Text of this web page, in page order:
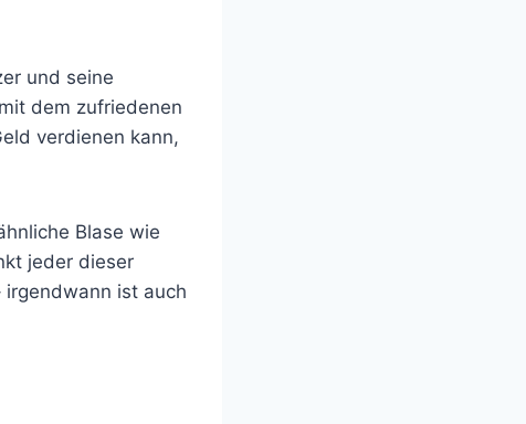
und seine
dem zufriedenen
verdienen kann,
Blase wie
jeder dieser
ist auch